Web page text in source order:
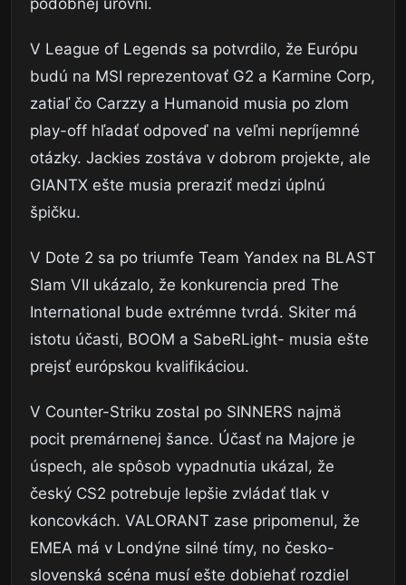
V League of Legends sa potvrdilo, že Európu
budú na MSI reprezentovať G2 a Karmine Corp,
zatiaľ čo Carzzy a Humanoid musia po zlom
play-off hľadať odpoveď na veľmi nepríjemné
otázky. Jackies zostáva v dobrom projekte, ale
GIANTX ešte musia preraziť medzi úplnú
špičku.
V Dote 2 sa po triumfe Team Yandex na BLAST
Slam VII ukázalo, že konkurencia pred The
International bude extrémne tvrdá. Skiter má
istotu účasti, BOOM a SabeRLight- musia ešte
prejsť európskou kvalifikáciou.
V Counter-Striku zostal po SINNERS najmä
pocit premárnenej šance. Účasť na Majore je
úspech, ale spôsob vypadnutia ukázal, že
český CS2 potrebuje lepšie zvládať tlak v
koncovkách. VALORANT zase pripomenul, že
EMEA má v Londýne silné tímy, no česko-
slovenská scéna musí ešte dobiehať rozdiel